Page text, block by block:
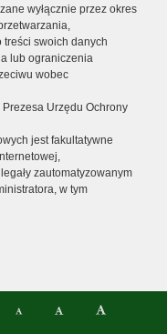
wyłącznie przez okres
treści swoich danych
lub ograniczenia
wobec
Urzędu Ochrony
jest fakultatywne
zautomatyzowanym
w tym